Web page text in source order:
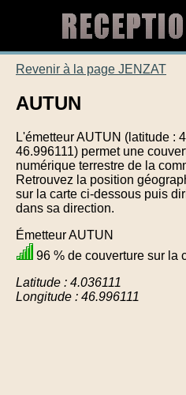
Revenir à la page JENZAT
AUTUN
L'émetteur AUTUN (latitude :
46.996111) permet une
numérique terrestre de la
Retrouvez la position
sur la carte ci-dessous puis
dans sa direction.
Émetteur AUTUN
96 % de couverture sur la
Latitude : 4.036111
Longitude : 46.996111